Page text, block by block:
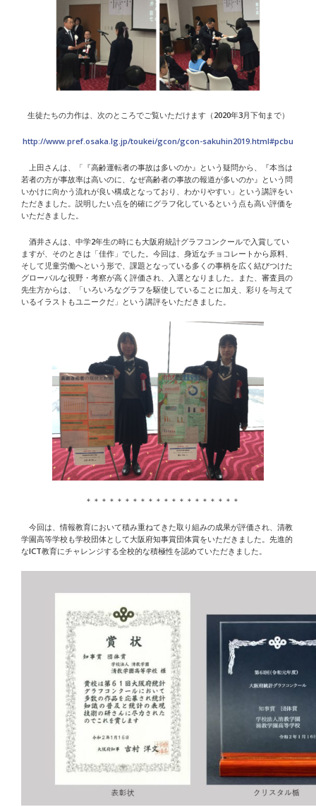
生徒たちの力作は、次のところでご覧いただけます（2020年3月下旬まで）
http://www.pref.osaka.lg.jp/toukei/gcon/gcon-sakuhin2019.html#pcbu
上田さんは、「『高齢運転者の事故は多いのか』という疑問から、『本当は
若者の方が事故率は高いのに、なぜ高齢者の事故の報道が多いのか』という問
いかけに向かう流れが良い構成となっており、わかりやすい」という講評をい
ただきました。説明したい点を的確にグラフ化しているという点も高い評価を
いただきました。
酒井さんは、中学2年生の時にも大阪府統計グラフコンクールで入賞してい
ますが、そのときは「佳作」でした。今回は、身近なチョコレートから原料、
そして児童労働へという形で、課題となっている多くの事柄を広く結びつけた
グローバルな視野・考察が高く評価され、入選となりました。また、審査員の
先生方からは、「いろいろなグラフを駆使していることに加え、彩りを与えて
いるイラストもユニークだ」という講評をいただきました。
＊＊＊＊＊＊＊＊＊＊＊＊＊＊＊＊＊＊＊＊
今回は、情報教育において積み重ねてきた取り組みの成果が評価され、清教
学園高等学校も学校団体として大阪府知事賞団体賞をいただきました。先進的
なICT教育にチャレンジする全校的な積極性を認めていただきました。